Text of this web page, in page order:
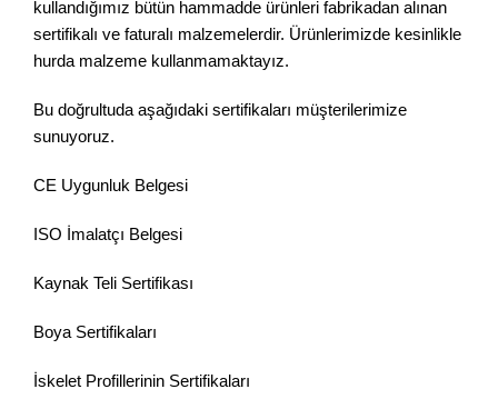
kullandığımız bütün hammadde ürünleri fabrikadan alınan
sertifikalı ve faturalı malzemelerdir. Ürünlerimizde kesinlikle
hurda malzeme kullanmamaktayız.
Bu doğrultuda aşağıdaki sertifikaları müşterilerimize
sunuyoruz.
CE Uygunluk Belgesi
ISO İmalatçı Belgesi
Kaynak Teli Sertifikası
Boya Sertifikaları
İskelet Profillerinin Sertifikaları